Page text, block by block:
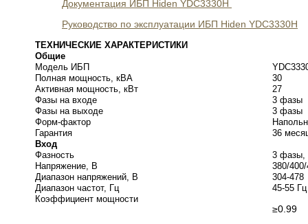
Документация ИБП Hiden YDC3330H
Руководство по эксплуатации ИБП Hiden YDC3330H
ТЕХНИЧЕСКИЕ ХАРАКТЕРИСТИКИ
Общие
Модель ИБП
Полная мощность, кВА
30
Активная мощность, кВт
27
Фазы на входе
3 фазы
Фазы на выходе
3 фазы
Форм-фактор
Гарантия
36
Вход
Фазность
3 фазы,
Напряжение, В
380/
Диапазон напряжений, В
304-478
Диапазон частот, Гц
45-55
Коэффициент мощности
≥0.99